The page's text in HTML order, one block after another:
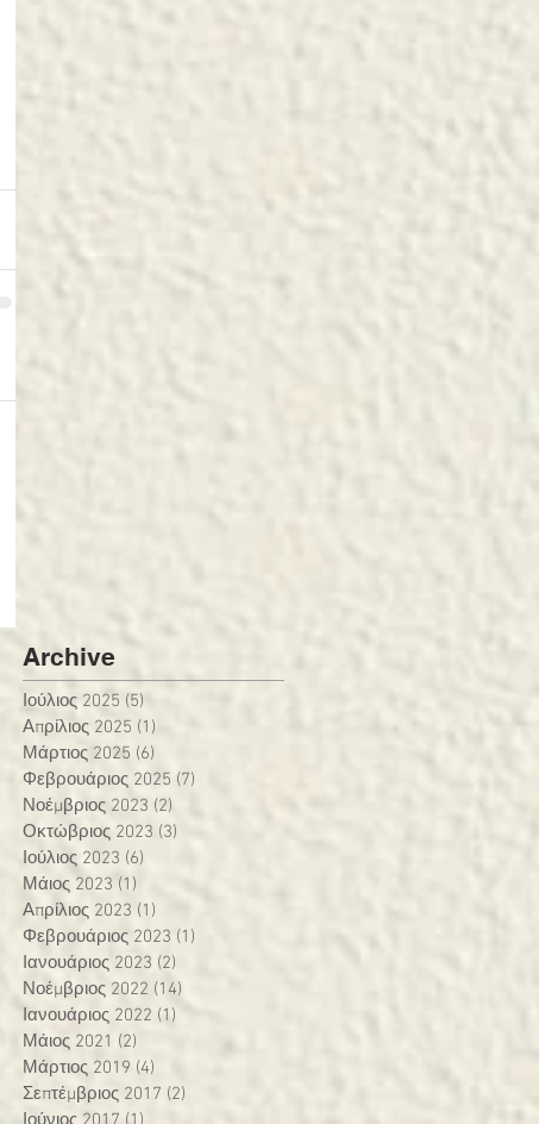
Archive
Ιούλιος 2025 (5)
Απρίλιος 2025 (1)
Μάρτιος 2025 (6)
Φεβρουάριος 2025 (7)
Νοέμβριος 2023 (2)
Οκτώβριος 2023 (3)
Ιούλιος 2023 (6)
Μάιος 2023 (1)
Απρίλιος 2023 (1)
Φεβρουάριος 2023 (1)
Ιανουάριος 2023 (2)
Νοέμβριος 2022 (14)
Ιανουάριος 2022 (1)
Μάιος 2021 (2) 2 Αναρτήσεις
Μάρτιος 2019 (4)
Σεπτέμβριος 2017 (2)